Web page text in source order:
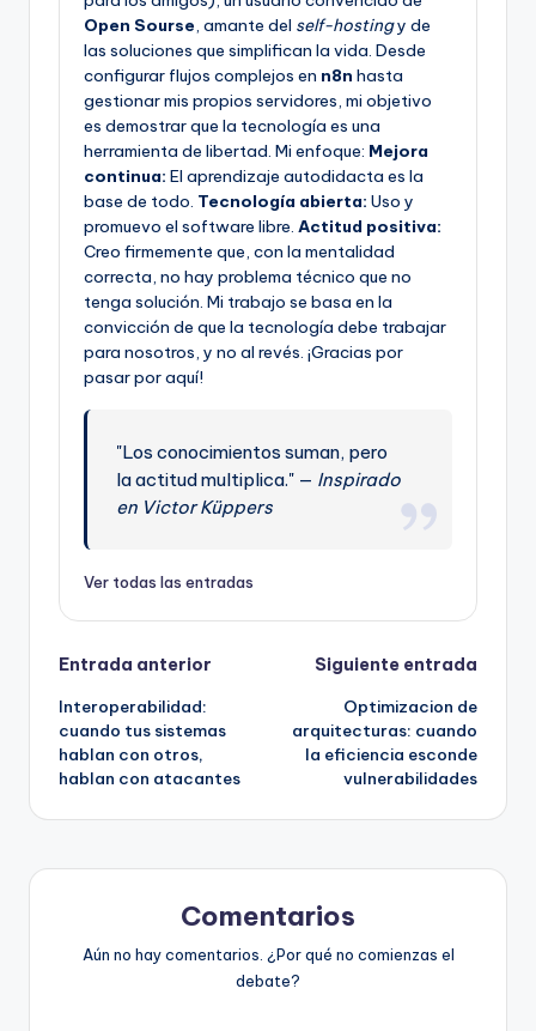
Open Sourse, amante del self-hostingy de
las soluciones que simplifican la vida. Desde
configurar flujos complejos en n8n hasta
gestionar mis propios servidores, mi objetivo
es demostrar que la tecnología es una
herramienta de libertad. Mi enfoque: Mejora
continua: El aprendizaje autodidacta es la
base de todo. Tecnología abierta: Uso y
promuevo el software libre. Actitud positiva:
Creo firmemente que, con la mentalidad
correcta, no hay problema técnico que no
tenga solución. Mi trabajo se basa en la
convicción de que la tecnología debe trabajar
para nosotros, y no al revés. ¡Gracias por
pasar por aquí!
"Los conocimientos suman, pero
la actitud multiplica." — Inspirado
en Victor Küppers
Ver todas las entradas
Navegación
de
entradas
Entrada anterior
Interoperabilidad:
cuando tus sistemas
hablan con otros,
hablan con atacantes
Siguiente entrada
Optimizacion de
arquitecturas: cuando
la eficiencia esconde
vulnerabilidades
Comentarios
Aún no hay comentarios. ¿Por qué no comienzas el
debate?